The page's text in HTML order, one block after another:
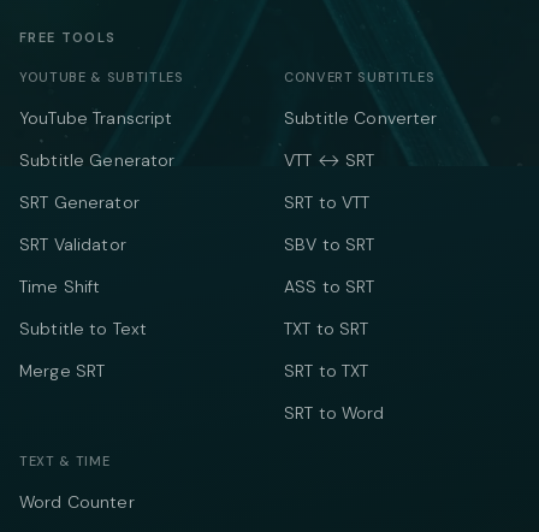
FREE TOOLS
YOUTUBE & SUBTITLES
YouTube Transcript
Subtitle Generator
SRT Generator
SRT Validator
Time Shift
Subtitle to Text
Merge SRT
CONVERT SUBTITLES
Subtitle Converter
VTT ↔ SRT
SRT to VTT
SBV to SRT
ASS to SRT
TXT to SRT
SRT to TXT
SRT to Word
TEXT & TIME
Word Counter